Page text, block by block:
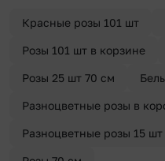
Красные розы 101 шт
Розы 101 шт в корзине
Розы 25 шт 70 см
Разноцветные розы в
Разноцветные розы 15 шт